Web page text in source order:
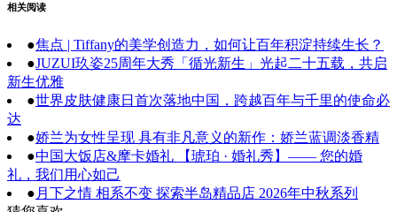
相关阅读
●焦点 | Tiffany的美学创造力，如何让百年积淀持续生长？
●JUZUI玖姿25周年大秀「循光新生」光起二十五载，共启
新生优雅
●世界皮肤健康日首次落地中国，跨越百年与千里的使命必
达
●娇兰为女性呈现 具有非凡意义的新作：娇兰蓝调淡香精
●中国大饭店&摩卡婚礼 【琥珀 · 婚礼秀】—— 您的婚
礼，我们用心如己
● 月下之情 相系不变 探索半岛精品店 2026年中秋系列